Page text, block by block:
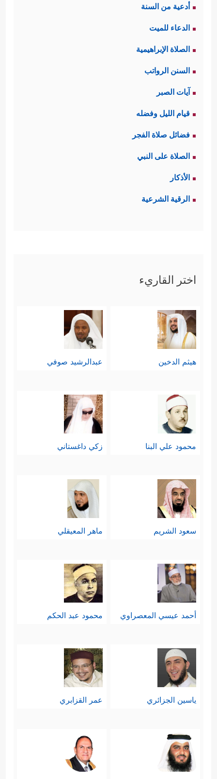
أدعية من السنة
الدعاء للميت
الصلاة الإبراهيمية
السنن الرواتب
آيات الصبر
قيام الليل وفضله
فضائل صلاة الفجر
الصلاة على النبي
الأذكار
الرقية الشرعية
اختر القاريء
هيثم الدخين عبدالرشيد صوفي
محمود علي البنا زكي داغستاني
سعود الشريم ماهر المعيقلي
أحمد عيسي المعصراوي محمود عبد الحكم
ياسين الجزائري عمر القزابري